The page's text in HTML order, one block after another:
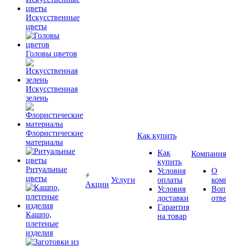
Искусственные
цветы
Головы цветов
Искусственная
зелень
Флористические
материалы
Ритуальные
цветы
Кашпо,
плетеные
изделия
Акции
Услуги
Как купить
Как
купить
Условия
оплаты
Условия
доставки
Гарантия
на товар
Компания
О